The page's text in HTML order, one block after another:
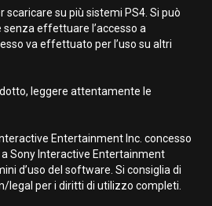
scaricare su più sistemi PS4. Si può
effettuare l’accesso a
va effettuato per l’uso su altri
leggere attentamente le
Entertainment Inc. concesso
Sony Interactive Entertainment
d’uso del software. Si consiglia di
legal per i diritti di utilizzo completi.